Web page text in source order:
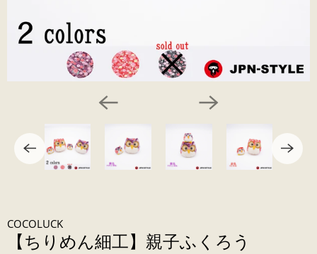
COCOLUCK
【ちりめん細工】親子ふくろう